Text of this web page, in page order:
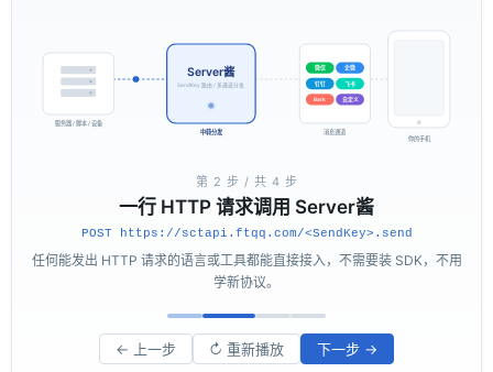
服务器 / 脚本 / 设备
Server酱
SendKey 路由 / 多通道分发
中转分发
微信 企微
钉钉 飞书
Bark 自定义
消息通道
你的手机
第 2 步 / 共 4 步
一行 HTTP 请求调用 Server酱
POST https://sctapi.ftqq.com/<SendKey>.send
任何能发出 HTTP 请求的语言或工具都能直接接入，不需要装 SDK，不用
学新协议。
← 上一步 ↻ 重新播放 下一步 →